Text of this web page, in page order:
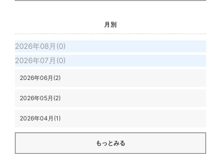
月別
2026年08月(0)
2026年07月(0)
2026年06月(2)
2026年05月(2)
2026年04月(1)
もっとみる